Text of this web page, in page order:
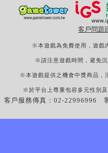
客戶問題
※本遊戲為免費使用，遊戲
※請注意遊戲時間，避免
※本遊戲提供之機會中獎商品，
※於平台上尊重包容多元性別
客戶服務傳真：02-22996996